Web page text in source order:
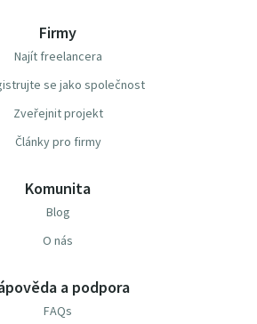
Firmy
Najít freelancera
se jako společnost
Zveřejnit projekt
Články pro firmy
Komunita
Blog
O nás
a podpora
FAQs